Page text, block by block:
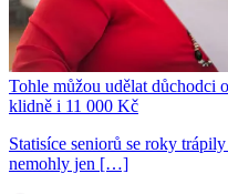
Tohle můžou udělat důchodci
klidně i 11 000 Kč
Statisíce seniorů se roky
nemohly jen […]